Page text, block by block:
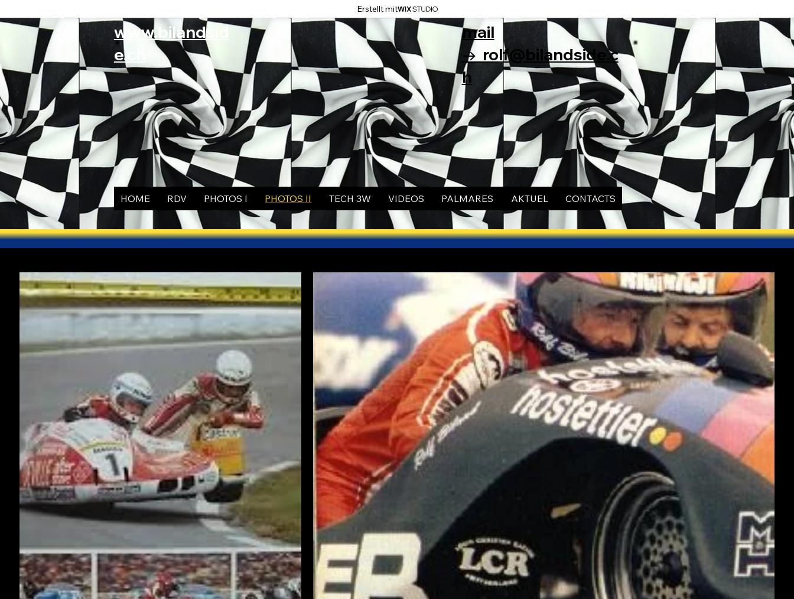
Erstellt mit
www.bilandsid
e.ch
HOME RDV PHOTOS I PHOTOS II TECH 3W VIDEOS PALMARES AKTUEL CONTACTS
mail
→ rolf@bilandside.c
h